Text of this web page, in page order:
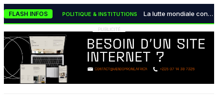
FLASH INFOS
BOURSE & FINANCE Les monnaies numériques des banques centrales transforment radicalement le système financier mondial
POLITIQUE & INSTITUTIONS La lutte mondiale contre la désinformation devient une urgence absolue pour les démocraties
TECH & INNOVATION Pourquoi la data visualisation est devenue indispensable pour les décideurs modernes
PUBLICITÉ